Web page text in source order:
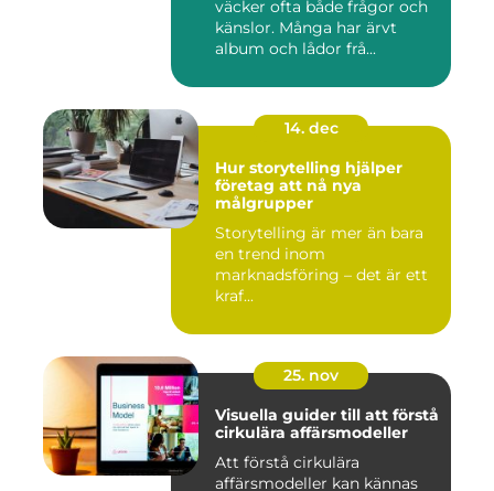
väcker ofta både frågor och
känslor. Många har ärvt
album och lådor frå...
14. dec
Hur storytelling hjälper
företag att nå nya
målgrupper
Storytelling är mer än bara
en trend inom
marknadsföring – det är ett
kraf...
25. nov
Visuella guider till att förstå
cirkulära affärsmodeller
Att förstå cirkulära
affärsmodeller kan kännas